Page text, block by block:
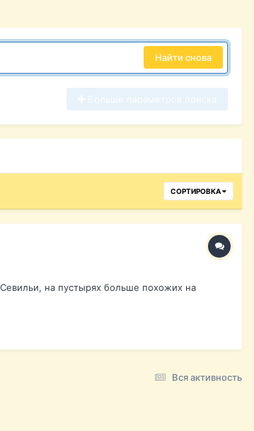
Найти снова
СОРТИРОВКА
на пустырях больше похожих на
Вся активность